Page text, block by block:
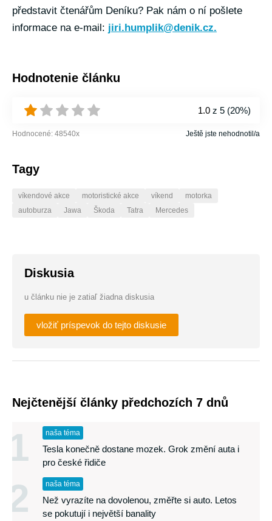
představit čtenářům Deníku? Pak nám o ní pošlete
informace na e-mail: jiri.humplik@denik.cz.
Hodnotenie článku
1.0 z 5 (20%)
Hodnocené: 48540x Ještě jste nehodnotil/a
Tagy
víkendové akce motoristické akce víkend
motorka
autoburza
Jawa Škoda Tatra Mercedes
Diskusia
u článku nie je zatiaľ žiadna diskusia
vložiť príspevok do tejto diskusie
Nejčtenější články předchozích 7 dnů
1 naša téma
Tesla konečně dostane mozek. Grok změní auta i
pro české řidiče
2 naša téma
Než vyrazíte na dovolenou, změřte si auto. Letos
se pokutují i největší banality